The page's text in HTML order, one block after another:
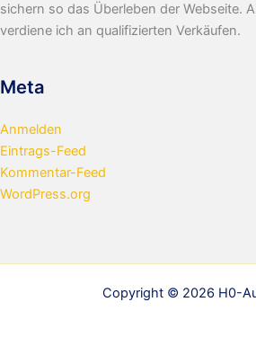
sichern so das Überleben der Webseite.
verdiene ich an qualifizierten Verkäufen.
Meta
Anmelden
Eintrags-Feed
Kommentar-Feed
WordPress.org
Copyright © 2026 H0-